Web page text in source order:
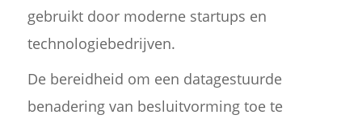
gebruikt door moderne startups en
technologiebedrijven.
De bereidheid om een datagestuurde
benadering van besluitvorming toe te